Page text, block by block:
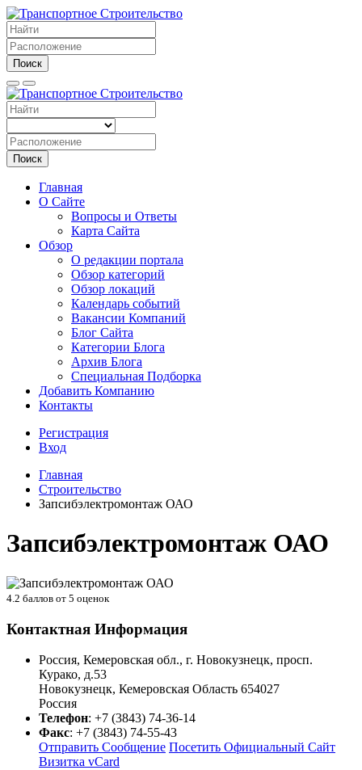
Поиск
Поиск
Главная
О Сайте
Вопросы и Ответы
Карта Сайта
Обзор
О редакции портала
Обзор категорий
Обзор локаций
Календарь событий
Вакансии Компаний
Блог Сайта
Категории Блога
Архив Блога
Специальная Подборка
Добавить Компанию
Контакты
Регистрация
Вход
Главная
Строительство
Запсибэлектромонтаж ОАО
Запсибэлектромонтаж ОАО
4.2 баллов от 5 оценок
Контактная Информация
Россия, Кемеровская обл., г. Новокузнецк, просп.
Курако, д.53
Новокузнецк, Кемеровская Область 654027
Россия
Телефон: +7 (3843) 74-36-14
Факс: +7 (3843) 74-55-43
Отправить Сообщение Посетить Официальный Сайт
Визитка vCard